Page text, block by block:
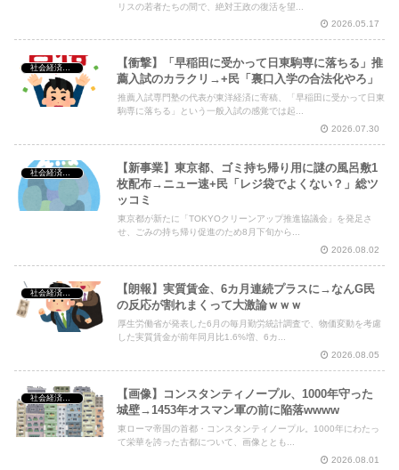
リスの若者たちの間で、絶対王政の復活を望...
2026.05.17
【衝撃】「早稲田に受かって日東駒専に落ちる」推
薦入試のカラクリ→+民「裏口入学の合法化やろ」
推薦入試専門塾の代表が東洋経済に寄稿、「早稲田に受かって日東
駒専に落ちる」という一般入試の感覚では起...
2026.07.30
【新事業】東京都、ゴミ持ち帰り用に謎の風呂敷1
枚配布→ニュー速+民「レジ袋でよくない？」総ツ
ッコミ
東京都が新たに「TOKYOクリーンアップ推進協議会」を発足さ
せ、ごみの持ち帰り促進のため8月下旬から...
2026.08.02
社会経済・政治
【朗報】実質賃金、6カ月連続プラスに→なんG民
の反応が割れまくって大激論ｗｗｗ
厚生労働省が発表した6月の毎月勤労統計調査で、物価変動を考慮
した実質賃金が前年同月比1.6%増、6カ...
2026.08.05
社会経済・政治
【画像】コンスタンティノープル、1000年守った
城壁→1453年オスマン軍の前に陥落wwww
東ローマ帝国の首都・コンスタンティノープル。1000年にわたっ
て栄華を誇った古都について、画像ととも...
2026.08.01